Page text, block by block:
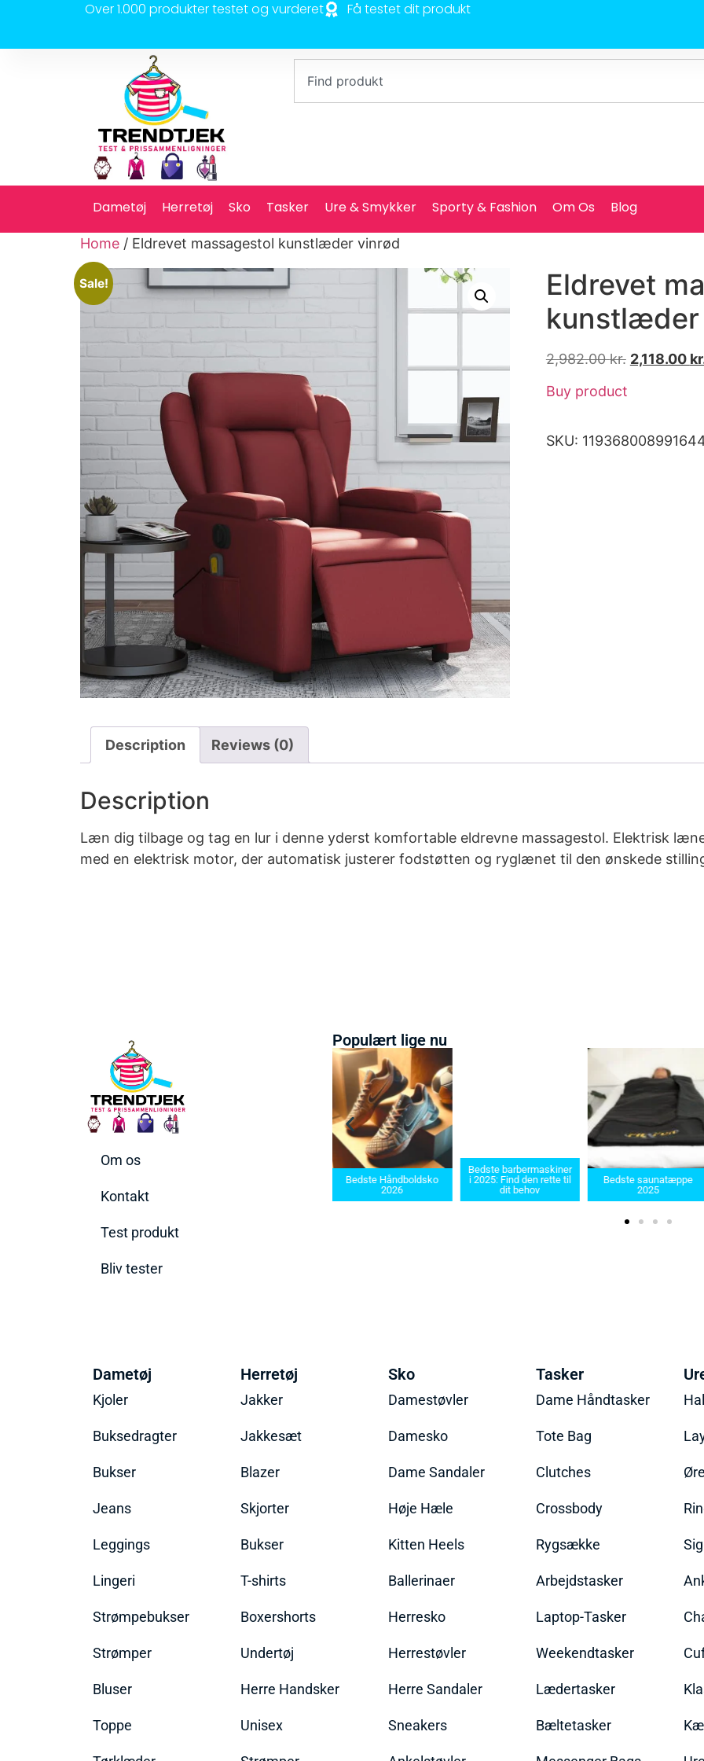
Over 1.000 produkter testet og vurderet Få testet dit produkt
Dametøj Herretøj Sko Tasker Ure & Smykker Sporty & Fashion Om Os Blog
Home / Eldrevet massagestol kunstlæder vinrød
Sale!
Eldrevet
kunstlæder
2,982.00kr. 2,118.00
Buy product
SKU:
Description Reviews (0)
Description
Læn dig tilbage og tag en lur i denne yderst komfortable eldrevne massagestol. Elektrisk
med en elektrisk motor, der automatisk justerer fodstøtten og ryglænet til den ønskede
Om os
Kontakt
Test produkt
Bliv tester
Populært lige nu
produkter her!
Bedste Håndboldsko
Bedste barbermaskiner
i 2025: Find den rette til
Bedste saunatæppe
Bedste
2025 – Find
produkter
Dametøj
Kjoler
Buksedragter
Bukser
Jeans
Leggings
Lingeri
Strømpebukser
Strømper
Bluser
Toppe
Herretøj
Jakker
Jakkesæt
Blazer
Skjorter
Bukser
T-shirts
Boxershorts
Undertøj
Herre Handsker
Unisex
Sko
Damestøvler
Damesko
Dame Sandaler
Høje Hæle
Kitten Heels
Ballerinaer
Herresko
Herrestøvler
Herre Sandaler
Sneakers
Tasker
Dame Håndtasker
Tote Bag
Clutches
Crossbody
Rygsække
Arbejdstasker
Laptop-Tasker
Weekendtasker
Lædertasker
Bæltetasker